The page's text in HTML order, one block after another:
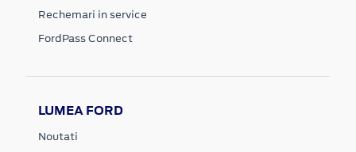
Rechemari in service
FordPass Connect
LUMEA FORD
Noutati